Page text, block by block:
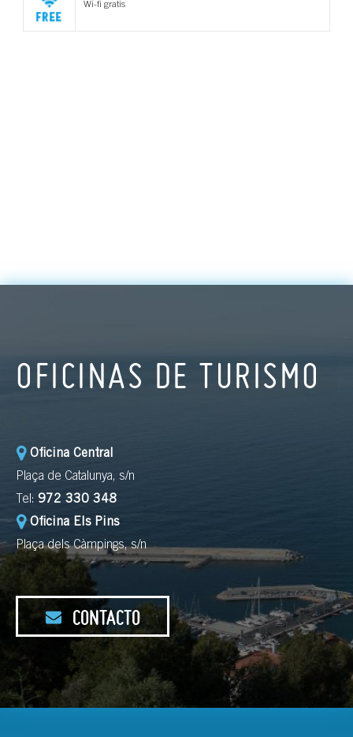
Wi-fi gratis
OFICINAS DE TURISMO
Oficina Central
Plaça de Catalunya, s/n
Tel: 972 330 348
Oficina Els Pins
Plaça dels Càmpings, s/n
CONTACTO